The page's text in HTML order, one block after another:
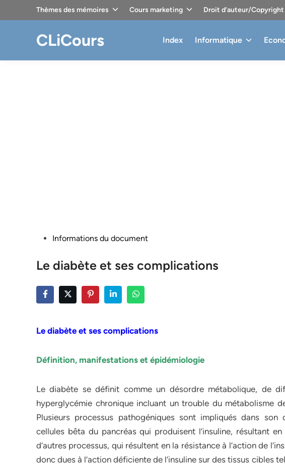
Thèmes des mémoires Cours marketing Droit d’auteur/Copyright
CLiCours Index Informatique
PostedInformations du document
Le diabète et ses complications
Le diabète et ses complications
Définition, manifestations et épidémiologie
Le diabète se définit comme un désordre métabolique, de
hyperglycémie chronique incluant un trouble du métabolisme
Plusieurs processus pathogéniques sont impliqués dans
cellules bêta du pancréas qui produisent l’insuline, résultant
d’autres processus, qui résultent en la résistance à l’action de
donc dues à l’action déficiente de l’insuline sur des tissus cibles